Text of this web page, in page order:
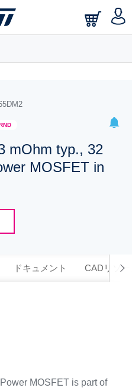
searches.
mOhm typ., 32
MOSFET in
ドキュメント CADリソー
MOSFET is part of